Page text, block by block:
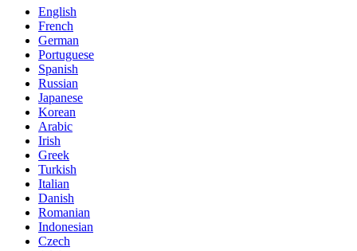
English
French
German
Portuguese
Spanish
Russian
Japanese
Korean
Arabic
Irish
Greek
Turkish
Italian
Danish
Romanian
Indonesian
Czech